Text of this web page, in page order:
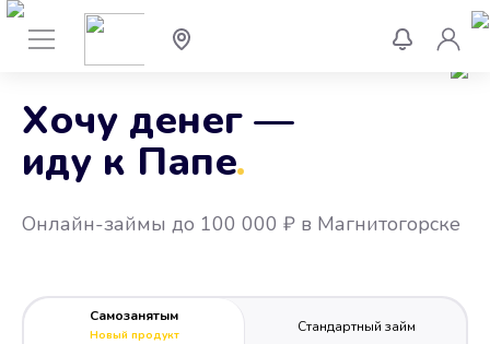
Хочу денег —
иду к Папе
.
Онлайн-займы до 100 000 ₽ в Магнитогорске
Самозанятым
Новый продукт
Стандартный займ